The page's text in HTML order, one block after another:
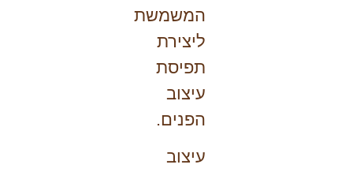
המשמשת
ליצירת
תפיסת
עיצוב
הפנים.
עיצוב